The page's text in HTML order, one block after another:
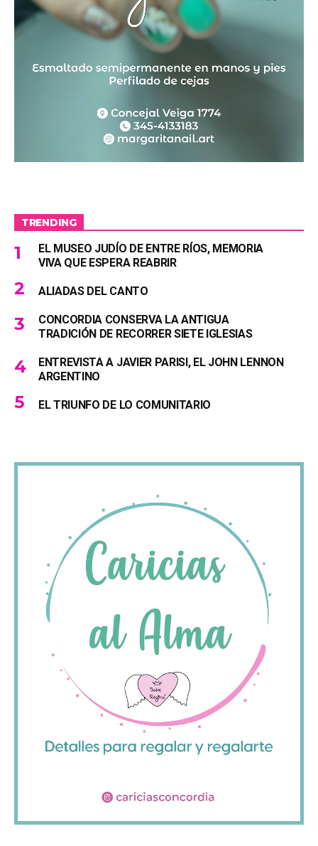
TRENDING
EL MUSEO JUDÍO DE ENTRE RÍOS, MEMORIA
VIVA QUE ESPERA REABRIR
ALIADAS DEL CANTO
CONCORDIA CONSERVA LA ANTIGUA
TRADICIÓN DE RECORRER SIETE IGLESIAS
ENTREVISTA A JAVIER PARISI, EL JOHN LENNON
ARGENTINO
EL TRIUNFO DE LO COMUNITARIO